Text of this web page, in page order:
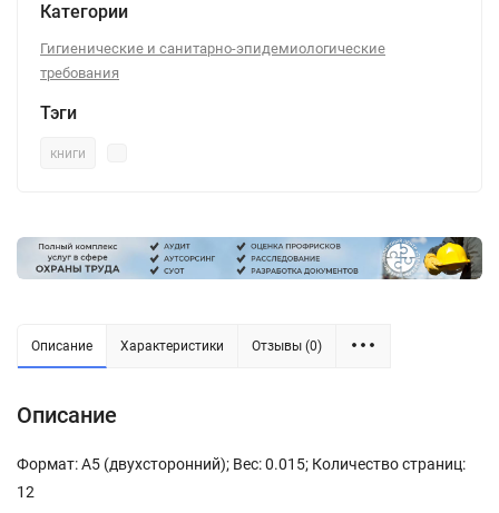
Категории
Гигиенические и санитарно-эпидемиологические
требования
Тэги
книги
Описание Характеристики Отзывы (0)
Описание
Формат: А5 (двухсторонний); Вес: 0.015; Количество страниц:
12